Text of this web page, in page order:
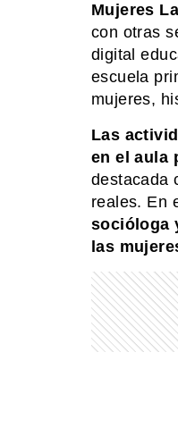
Mujeres
con otras
digital
escuela
mujeres,
Las
en el aula
destacada
reales. En
socióloga
las